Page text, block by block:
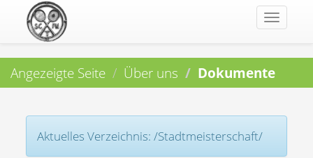
Toggle
Angezeigte Seite Über uns Dokumente
Aktuelles Verzeichnis: /Stadtmeisterschaft/